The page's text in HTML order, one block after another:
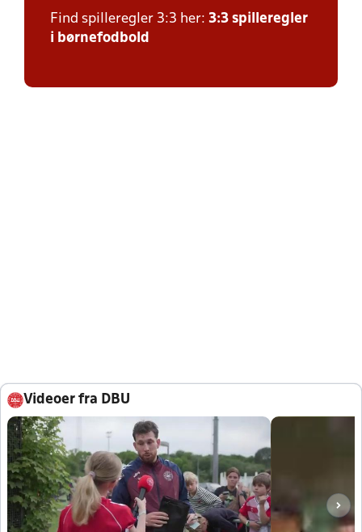
Find spilleregler 3:3 her: 3:3 spilleregler
i børnefodbold
Videoer fra DBU